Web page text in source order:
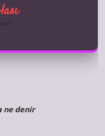
ne denir